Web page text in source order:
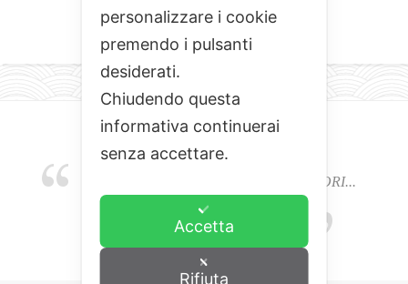
EMOZIONI, COLORI, ODORI E SAPORI...
L'ALCHIMIA DEL BUON CIBO
personalizzare i cookie
premendo i pulsanti
desiderati.
Chiudendo questa
informativa continuerai
senza accettare.
Accetta
Rifiuta